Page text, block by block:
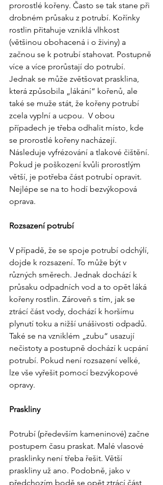
prorostlé kořeny. Často se tak stane při
drobném průsaku z potrubí. Kořínky
rostlin přitahuje vzniklá vlhkost
(většinou obohacená i o živiny) a
začnou se k potrubí stahovat. Postupně
více a více prorůstají do potrubí.
Jednak se může zvětšovat prasklina,
která způsobila „lákání“ kořenů, ale
také se muže stát, že kořeny potrubí
zcela vyplní a ucpou.  V obou
případech je třeba odhalit místo, kde
se prorostlé kořeny nacházejí.
Následuje vyfrézování a tlakové čištění.
Pokud je poškození kvůli prorostlým
větší, je potřeba část potrubí opravit.
Nejlépe se na to hodí bezvýkopová
oprava.
Rozsazení potrubí
V případě, že se spoje potrubí odchýlí,
dojde k rozsazení. To může být v
různých směrech. Jednak dochází k
průsaku odpadních vod a to opět láká
kořeny rostlin. Zároveň s tím, jak se
ztrácí část vody, dochází k horšímu
plynutí toku a nižší unášivosti odpadů.
Také se na vzniklém „zubu“ usazují
nečistoty a postupně dochází k ucpání
potrubí. Pokud není rozsazení velké,
lze vše vyřešit pomocí bezvýkopové
opravy.
Praskliny
Potrubí (především kameninové) začne
postupem času praskat. Malé vlasové
prasklinky není třeba řešit. Větší
praskliny už ano. Podobně, jako v
předchozím bodě se opět ztrácí část